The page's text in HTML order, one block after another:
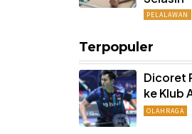
PELALAWAN
Terpopuler
Dicoret
ke Klub
OLAHRAGA